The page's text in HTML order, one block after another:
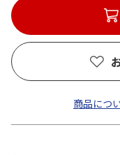
商品につ